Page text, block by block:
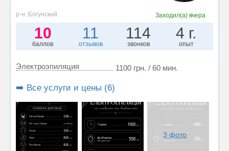
р-н. Богунский Заходил(а) вчера
10
баллов
11
отзывов
114
звонков
4 г.
опыт
Электроэпиляция 1100 грн. / 60 мин.
➡️ Все услуги и цены (6)
3 фото